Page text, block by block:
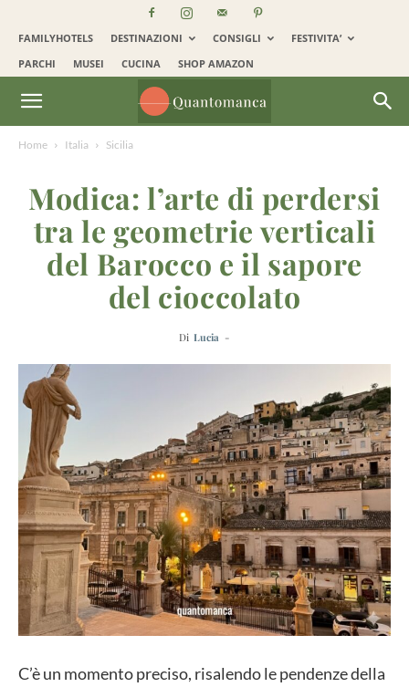
FAMILYHOTELS DESTINAZIONI CONSIGLI
FESTIVITA’
PARCHI
MUSEI CUCINA SHOP AMAZON
Home Italia Sicilia
Modica: l’arte di perdersi
tra le geometrie verticali
del Barocco e il sapore
del cioccolato
Di Lucia -
C’è un momento preciso, risalendo le pendenze della